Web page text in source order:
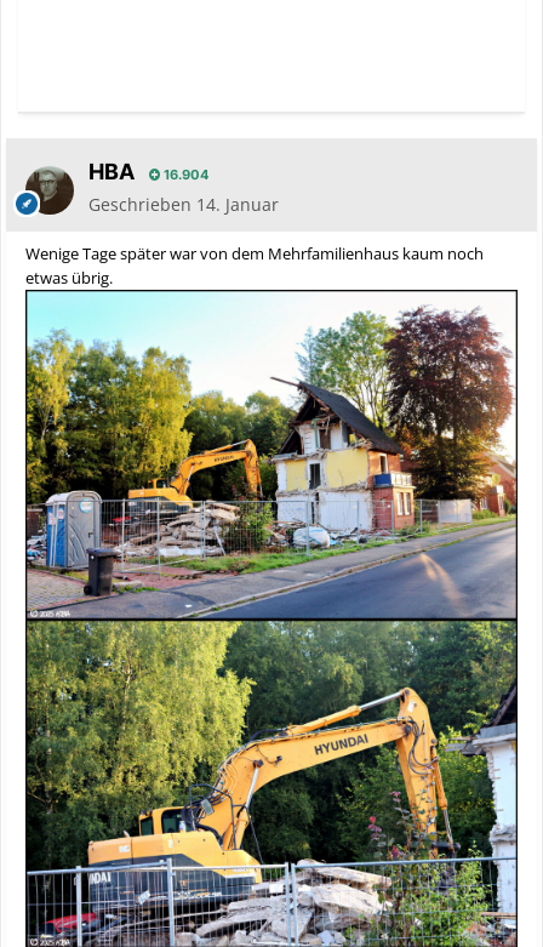
HBA 16.904
Geschrieben 14. Januar
Wenige Tage später war von dem Mehrfamilienhaus kaum noch
etwas übrig.